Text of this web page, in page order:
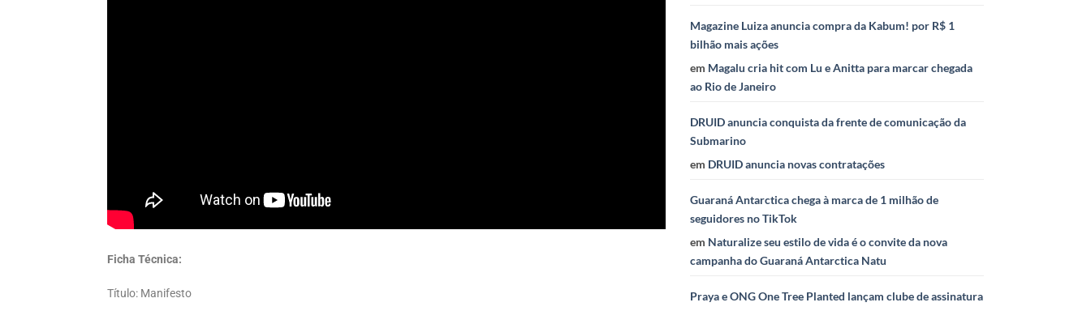
Ficha Técnica:
Título: Manifesto
Magazine Luiza anuncia compra da Kabum! por R$ 1
bilhão mais ações
em Magalu cria hit com Lu e Anitta para marcar chegada
ao Rio de Janeiro
DRUID anuncia conquista da frente de comunicação da
Submarino
em DRUID anuncia novas contratações
Guaraná Antarctica chega à marca de 1 milhão de
seguidores no TikTok
em Naturalize seu estilo de vida é o convite da nova
campanha do Guaraná Antarctica Natu
Praya e ONG One Tree Planted lançam clube de assinatura